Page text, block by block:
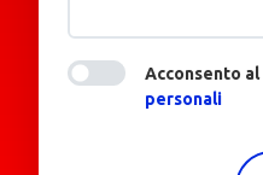
Acconsento al
personali